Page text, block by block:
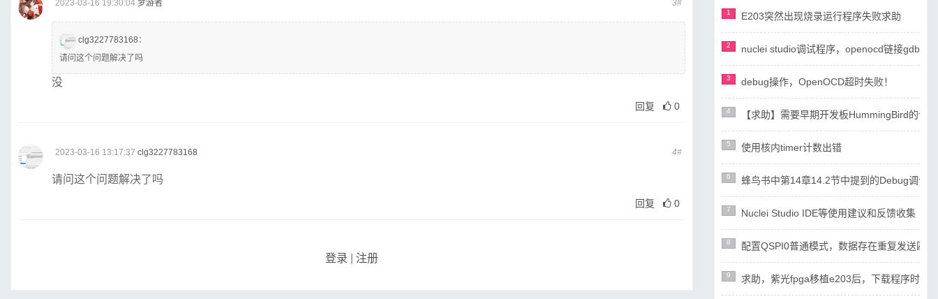
2023-03-16 19:30:04 梦游者 3#
clg3227783168 ：
请问这个问题解决了吗
没
回复 0
2023-03-16 13:17:37 clg3227783168 4#
请问这个问题解决了吗
回复 0
登录 注册
1 E203突然出现烧录运行程序失败求助
2 nuclei studio调试程序，openocd链接gdb失
3 debug操作，OpenOCD超时失败！
4 【求助】需要早期开发板HummingBird的详
5 使用核内timer计数出错
6 蜂鸟书中第14章14.2节中提到的Debug调试
7 Nuclei Studio IDE等使用建议和反馈收集
8 配置QSPI0普通模式，数据存在重复发送四
9 求助，紫光fpga移植e203后，下载程序时